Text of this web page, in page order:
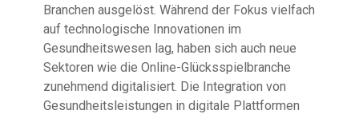
Branchen ausgelöst. Während der Fokus vielfach
auf technologische Innovationen im
Gesundheitswesen lag, haben sich auch neue
Sektoren wie die Online-Glücksspielbranche
zunehmend digitalisiert. Die Integration von
Gesundheitsleistungen in digitale Plattformen